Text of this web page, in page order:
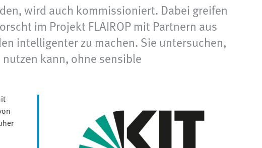
wird auch kommissioniert. Dabei greifen
im Projekt FLAIROP mit Partnern aus
intelligenter zu machen. Sie untersuchen,
kann, ohne sensible